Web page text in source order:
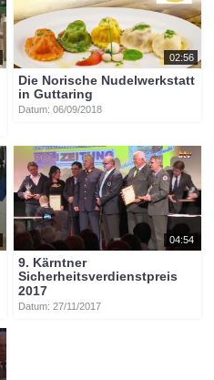
02:56
Die Norische Nudelwerkstatt
in Guttaring
Datum: 06/09/2018
04:54
9. Kärntner
Sicherheitsverdienstpreis
2017
Datum: 27/11/2017